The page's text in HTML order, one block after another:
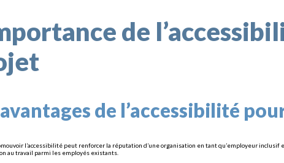
de
de l’accessibilité
l’accessibilité peut renforcer la réputation d’une organisation en tant qu’employeur
au travail parmi les employés existants.